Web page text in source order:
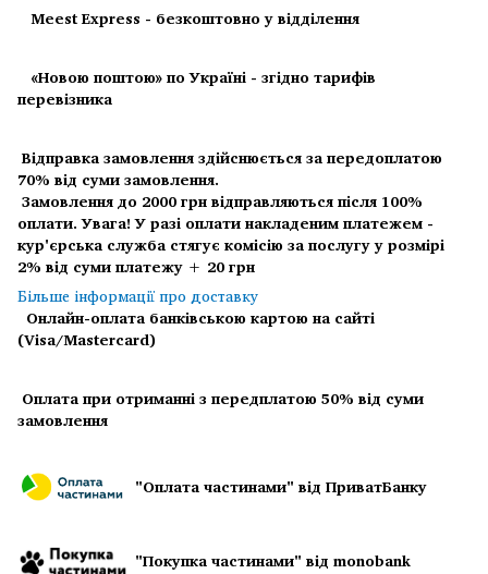
Meest Express - безкоштовно у відділення
«Новою поштою» по Україні - згідно тарифів
перевізника
Відправка замовлення здійснюється за передоплатою
70% від суми замовлення.
Замовлення до 2000 грн відправляються після 100%
оплати.Увага! У разі оплати накладеним платежем -
кур'єрська служба стягує комісію за послугу у розмірі
2% від суми платежу + 20 грн
Більше інформації про доставку
Онлайн-оплата банківською картою на сайті
(Visa/Mastercard)
Оплата при отриманні з передплатою 50% від суми
замовлення
"Оплата частинами" від ПриватБанку
"Покупка частинами" від monobank